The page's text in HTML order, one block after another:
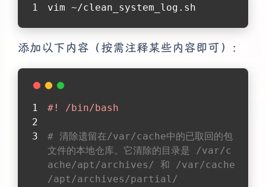
vim ~/clean_system_log.sh
添加以下内容（按需注释某些内容即可）：
#! /bin/bash
# 清除遗留在/var/cache中的已取回的包
文件的本地仓库。它清除的目录是 /var/c
ache/apt/archives/ 和 /var/cache
/apt/archives/partial/